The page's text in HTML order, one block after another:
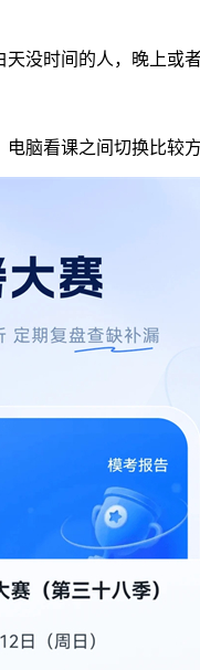
没时间的人，晚上或
脑看课之间切换比较